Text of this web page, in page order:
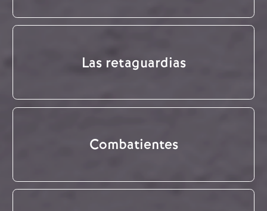
Las retaguardias
Combatientes